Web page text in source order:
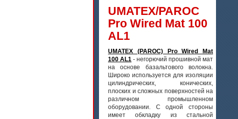
UMATEX/PAROC
Pro Wired Mat 100
AL1
UMATEX (PAROC) Pro Wired Mat
100 AL1 - негорючий прошивной мат
на основе базальтового волокна.
Широко используется для изоляции
цилиндрических, конических,
плоских и сложных поверхностей на
различном промышленном
оборудовании. С одной стороны
имеет обкладку из стальной